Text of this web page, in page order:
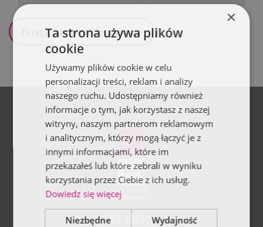
Przeglądaj wszystkie promocje
Na skróty
×
Ta strona używa plików
cookie
Używamy plików cookie w celu
personalizacji treści, reklam i analizy
naszego ruchu. Udostępniamy również
informacje o tym, jak korzystasz z naszej
witryny, naszym partnerom reklamowym
i analitycznym, którzy mogą łączyć je z
innymi informacjami, które im
przekazałeś lub które zebrali w wyniku
korzystania przez Ciebie z ich usług.
Dowiedz się więcej
Niezbędne Wydajność